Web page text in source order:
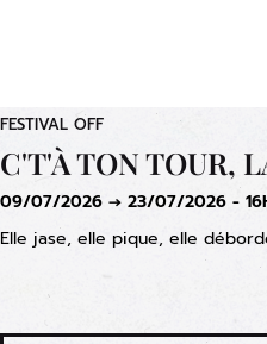
FESTIVAL OFF
C'T'À TON TOUR,
09/07/2026 → 23/07/2026 -
Elle jase, elle pique, elle